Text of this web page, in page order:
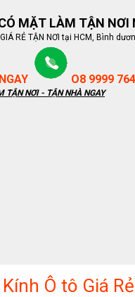
MẶT LÀM TẬN
GIÁ RẺ TẬN NƠI tại HCM, Bình
O8 9999
TẬN NƠI - TẬN NHÀ NGAY
Kính Ô tô Giá Rẻ